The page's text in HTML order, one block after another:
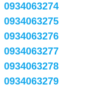
0934063274
0934063275
0934063276
0934063277
0934063278
0934063279